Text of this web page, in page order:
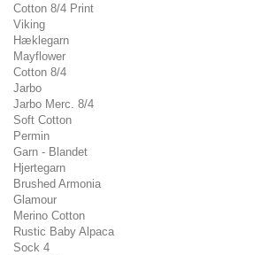
Cotton 8/4 Print
Viking
Hæklegarn
Mayflower
Cotton 8/4
Jarbo
Jarbo Merc. 8/4
Soft Cotton
Permin
Garn - Blandet
Hjertegarn
Brushed Armonia
Glamour
Merino Cotton
Rustic Baby Alpaca
Sock 4